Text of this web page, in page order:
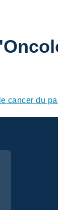
le cancer du